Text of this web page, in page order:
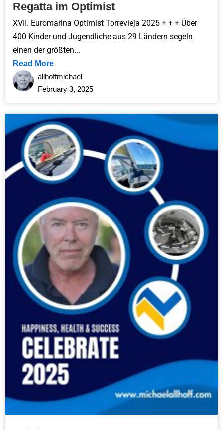
Regatta im Optimist
XVII. Euromarina Optimist Torrevieja 2025 + + + Über
400 Kinder und Jugendliche aus 29 Ländern segeln
einen der größten...
Read More
allhoffmichael
February 3, 2025